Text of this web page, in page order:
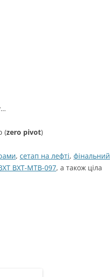
(zero pivot)
, сетап на лефті, фінальний
BXT-MTB-097, а також ціла